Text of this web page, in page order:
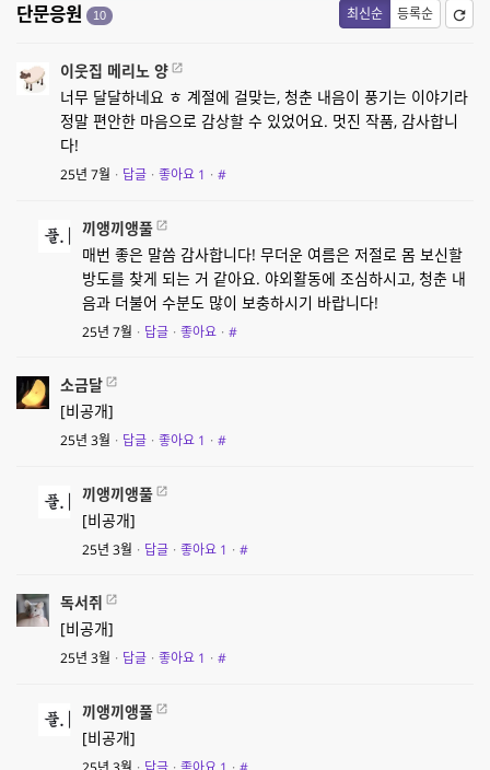
최신순 등록순
단문응원 10
이웃집 메리노 양
너무 달달하네요 ㅎ 계절에 걸맞는, 청춘 내음이 풍기는 이야기라
정말 편안한 마음으로 감상할 수 있었어요. 멋진 작품, 감사합니
다!
25년 7월 · 답글 · 좋아요 1 · #
끼앵끼앵풀
매번 좋은 말씀 감사합니다! 무더운 여름은 저절로 몸 보신할
방도를 찾게 되는 거 같아요. 야외활동에 조심하시고, 청춘 내
음과 더불어 수분도 많이 보충하시기 바랍니다!
25년 7월 · 답글 · 좋아요 · #
소금달
[비공개]
25년 3월 · 답글 · 좋아요 1 · #
끼앵끼앵풀
[비공개]
25년 3월 · 답글 · 좋아요 1 · #
독서쥐
[비공개]
25년 3월 · 답글 · 좋아요 1 · #
끼앵끼앵풀
[비공개]